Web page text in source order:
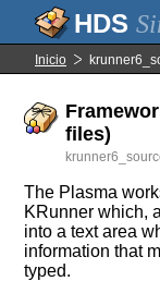
Inicio
files)
The Plasma
KRunner which,
into a text area
information that
typed.